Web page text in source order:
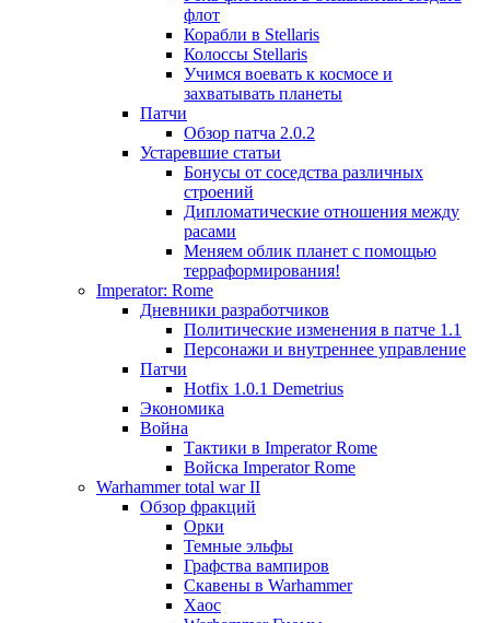
флот
Корабли в Stellaris
Колоссы Stellaris
Учимся воевать к космосе и
захватывать планеты
Патчи
Обзор патча 2.0.2
Устаревшие статьи
Бонусы от соседства различных
строений
Дипломатические отношения между
расами
Меняем облик планет с помощью
терраформирования!
Imperator: Rome
Дневники разработчиков
Политические изменения в патче 1.1
Персонажи и внутреннее управление
Патчи
Hotfix 1.0.1 Demetrius
Экономика
Война
Тактики в Imperator Rome
Войска Imperator Rome
Warhammer total war II
Обзор фракций
Орки
Темные эльфы
Графства вампиров
Cкавены в Warhammer
Хаос